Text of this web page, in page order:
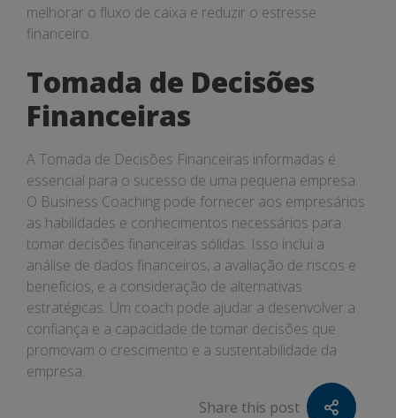
melhorar o fluxo de caixa e reduzir o estresse
financeiro.
Tomada de Decisões
Financeiras
A Tomada de Decisões Financeiras informadas é
essencial para o sucesso de uma pequena empresa.
O Business Coaching pode fornecer aos empresários
as habilidades e conhecimentos necessários para
tomar decisões financeiras sólidas. Isso inclui a
análise de dados financeiros, a avaliação de riscos e
benefícios, e a consideração de alternativas
estratégicas. Um coach pode ajudar a desenvolver a
confiança e a capacidade de tomar decisões que
promovam o crescimento e a sustentabilidade da
empresa.
Share this post